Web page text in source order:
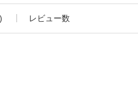
レビュー数